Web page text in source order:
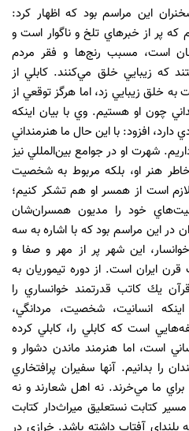
اين مراسم بود كه اظهار كرد:
كه پر از خبرهاي تلخ و ناگوار است و
است، مسبب رنج‌ها و فقر مردم
كه زيبايي خلق مي‌كنند. كابلي از
خلق زيبايي زد، اما هرگز توقعي از
چون او هستيم. وي با بيان اينكه
افزود: با اين حال ما هنرمنداني
شهرت او در جوامع بين‌المللي نيز
هنر او، بلكه مربوط به شخصيت
است از همسر او هم تشكر كنيم؛
خود را مديون همسران‌شان
در اين مراسم بود كه با اشاره به سه
اين شهر پر از مهر و صفا و
ايران است. از دوره تيموريان به
يك كاتب قدرتمند خوانساري را
‌انسانيت، شخصيت، مردانگي،
است كه كابلي را، كابلي كرده
است، اما هنرمند ماندن دشوار و
را بدانيم. آنها سفيران پرافتخاري
ما مي‌خرند. نه اهل شعارند و نه
كتابت نستعليق ميراث‌دار كتابت
آفتاب داشته باشد. خرازي در